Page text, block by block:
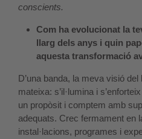
conscients.
Com ha evolucionat la
llarg dels anys i quin
aquesta transformació
D’una banda, la meva visió
mateixa: s’il·lumina i
un propòsit i comptem amb
adequats. Crec fermament en
instal·lacions, programes i